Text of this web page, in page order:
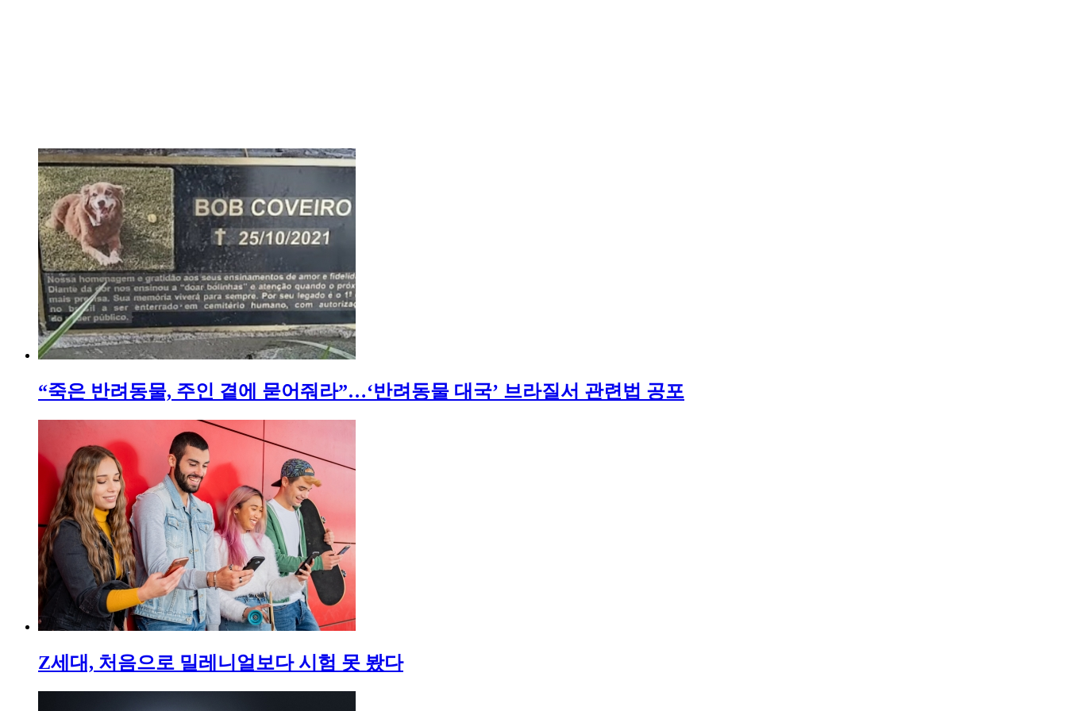
“죽은 반려동물, 주인 곁에 묻어줘라”…‘반려동물 대국’ 브라질서 관련법 공포
Z세대, 처음으로 밀레니얼보다 시험 못 봤다